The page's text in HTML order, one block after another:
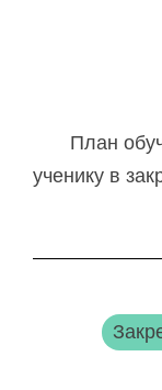
План
ученику в